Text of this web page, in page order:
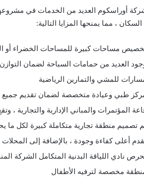
، مما يمنحها المزايا التالية:
مساحات كبيرة للمساحات الخضراء أو
العديد من حمامات السباحة لضمان
للمشي والتمارين الرياضية
طبي وعيادة متخصصة لضمان تقديم جميع
المؤتمرات والمباني الإدارية والتجارية
تصميم منطقة تجارية متكاملة كبيرة لكل
أعلى كفاءة وجودة ، بالإضافة إلى
نادي اللياقة البدنية المتكامل الشركة
مخصصة لترفيه الأطفال